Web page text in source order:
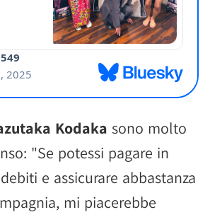
Kodaka sono molto
"Se potessi pagare in
e assicurare abbastanza
mi piacerebbe